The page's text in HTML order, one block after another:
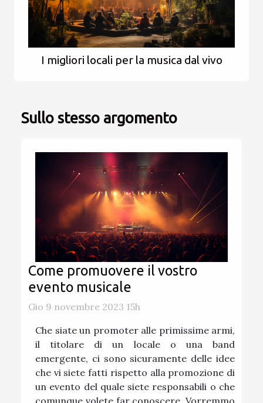
I migliori locali per la musica dal vivo
Sullo stesso argomento
Come promuovere il vostro
evento musicale
Gio 9 novembre 2023 15h
Che siate un promoter alle primissime armi,
il titolare di un locale o una band
emergente, ci sono sicuramente delle idee
che vi siete fatti rispetto alla promozione di
un evento del quale siete responsabili o che
comunque volete far conoscere. Vorremmo